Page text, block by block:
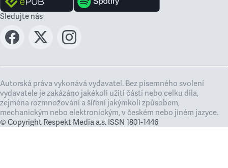
Sledujte nás
Autorská práva vykonává vydavatel. Bez písemného svolení
vydavatele je zakázáno jakékoli užití částí nebo celku díla,
zejména rozmnožování a šíření jakýmkoli způsobem,
mechanickým nebo elektronickým, v českém nebo jiném jazyce.
© Copyright Respekt Media a.s. ISSN 1801-1446